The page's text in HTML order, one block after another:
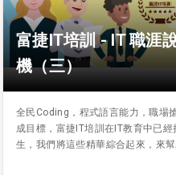
富捷IT培訓 - IT 職涯
機（三）
全民Coding，程式語言能力，職場
成目標，富捷IT培訓在IT教育中已
生，我們將這些精華綜合起來，來幫